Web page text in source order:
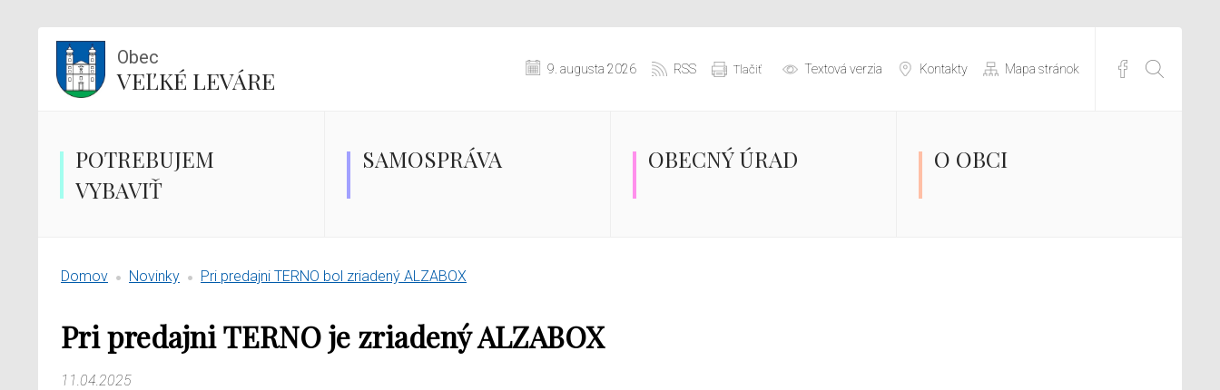
Obec
VEĽKÉ LEVÁRE 9. augusta 2026 RSS Tlačiť Textová verzia Kontakty Mapa stránok
POTREBUJEM
VYBAVIŤ
SAMOSPRÁVA OBECNÝ ÚRAD O OBCI
Domov Novinky Pri predajni TERNO bol zriadený ALZABOX
Pri predajni TERNO je zriadený ALZABOX
11.04.2025